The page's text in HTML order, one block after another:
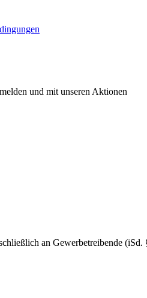
und mit unseren Aktionen
an Gewerbetreibende (iSd.